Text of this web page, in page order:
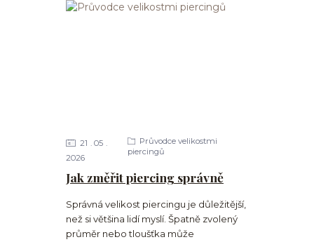
Jak změřit piercing správně
21
05
2026
Průvodce velikostmi
piercingů
Správná velikost piercingu je důležitější,
než si většina lidí myslí. Špatně zvolený
průměr nebo tloušťka může